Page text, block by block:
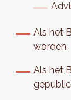
Als het
worden.
Als het